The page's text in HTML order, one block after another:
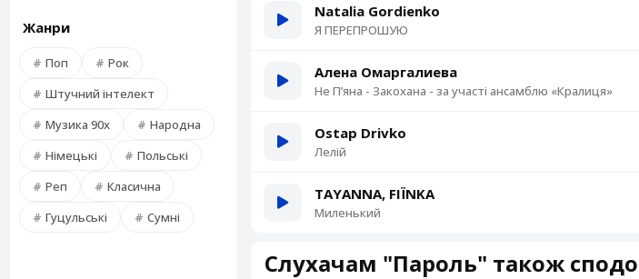
Жанри
Поп
Рок
Штучний інтелект
Музика 90х
Народна
Німецькі
Польські
Реп
Класична
Гуцульські
Сумні
Natalia Gordienko
Я ПЕРЕПРОШУЮ
Алена Омаргалиева
Не Пʼяна - Закохана - за участі ансамблю «Кралиця»
Ostap Drivko
Лелій
TAYANNA, FIЇNKA
Миленький
Слухачам "Пароль" також